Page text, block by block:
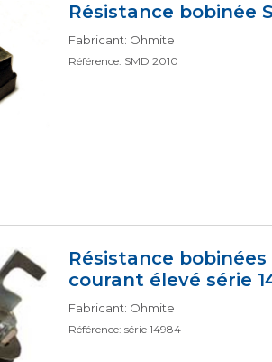
Résistance bobinée
Fabricant: Ohmite
Référence: SMD 2010
Résistance bobinées
courant élevé série
Fabricant: Ohmite
Référence: série 14984